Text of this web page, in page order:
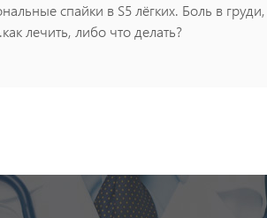
спайки в S5 лёгких. Боль в
лечить, либо что делать?